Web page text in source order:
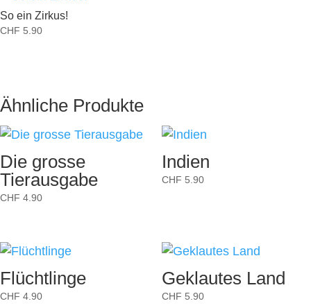
So ein Zirkus!
CHF 5.90
Ähnliche Produkte
Die grosse
Tierausgabe
CHF 4.90
Indien
CHF 5.90
Flüchtlinge
CHF 4.90
Geklautes Land
CHF 5.90